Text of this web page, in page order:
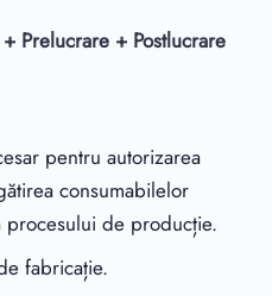
Prelucrare + Postlucrare
pentru autorizarea
consumabilelor
de producție.
fabricație.